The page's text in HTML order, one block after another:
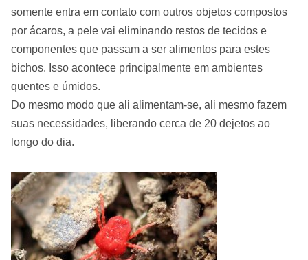
somente entra em contato com outros objetos compostos
por ácaros, a pele vai eliminando restos de tecidos e
componentes que passam a ser alimentos para estes
bichos. Isso acontece principalmente em ambientes
quentes e úmidos.
Do mesmo modo que ali alimentam-se, ali mesmo fazem
suas necessidades, liberando cerca de 20 dejetos ao
longo do dia.